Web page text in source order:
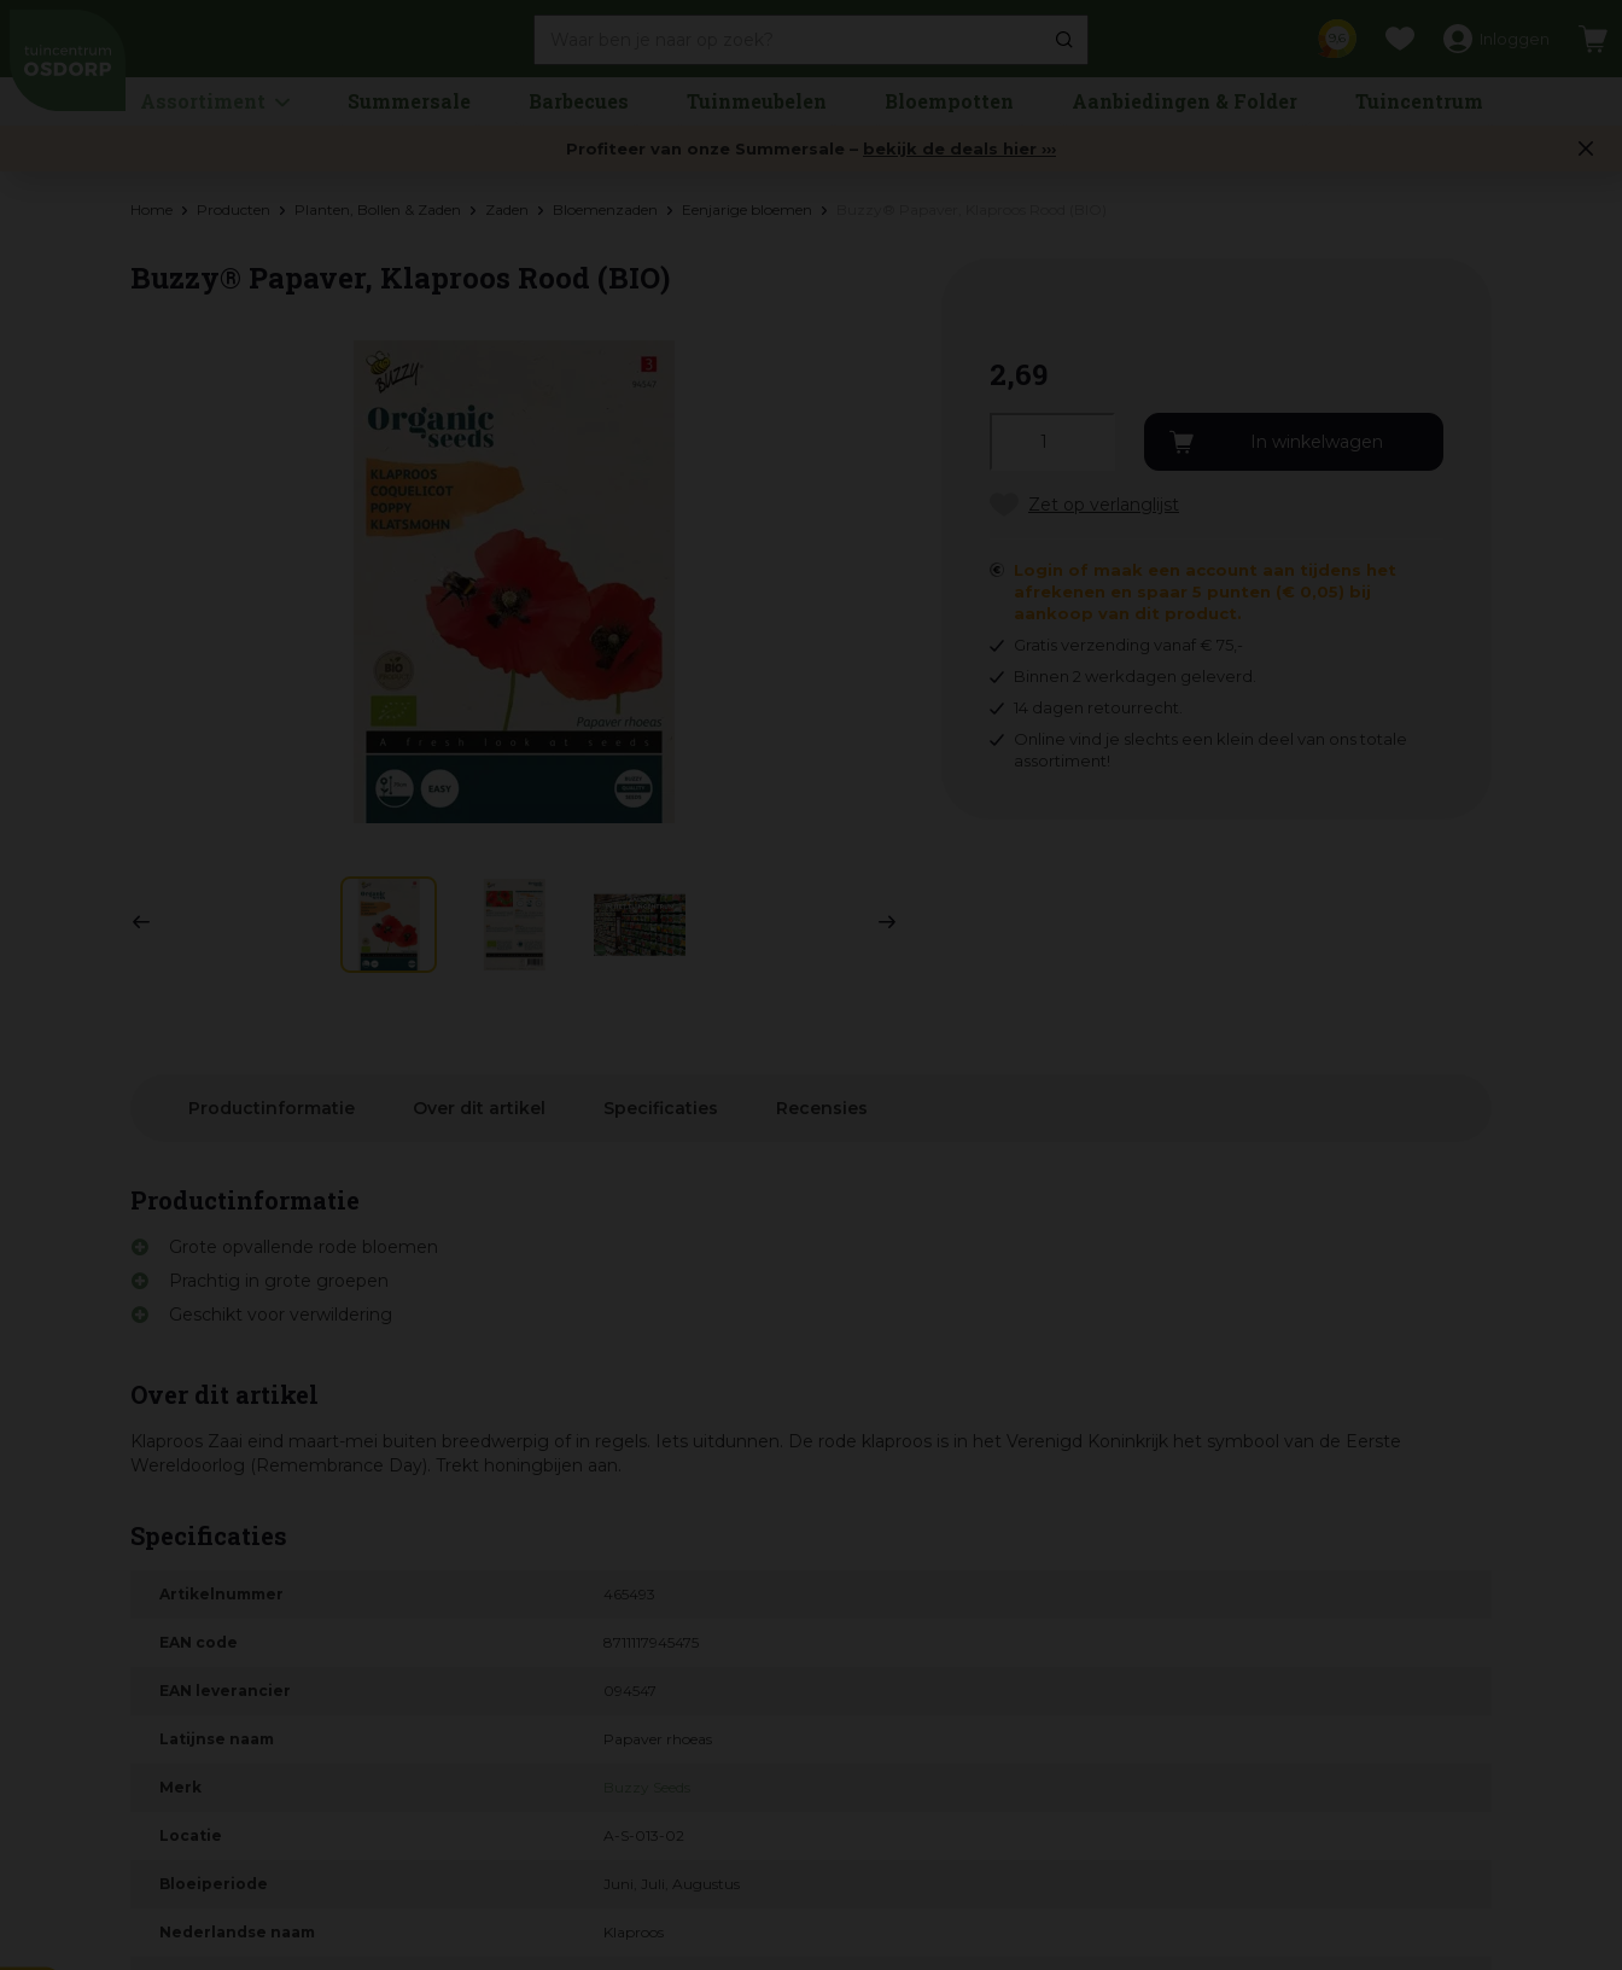
Home Producten Planten, Bollen & Zaden Zaden Bloemenzaden Eenjarige bloemen
Summersale Barbecues Tuinmeubelen Bloempotten Aanbiedingen & Folder Tuincentrum
Profiteer van onze Summersale – bekijk de deals hier ›››
Buzzy® Papaver, Klaproos Rood (BIO)
2,69
Login of maak een account aan tijdens het
afrekenen en spaar 5 punten (€ 0,05) bij
aankoop van dit product.
Gratis verzending vanaf € 75,-
Binnen 2 werkdagen geleverd.
14 dagen retourrecht.
Online vind je slechts een klein deel van ons totale
assortiment!
Productinformatie Over dit artikel Specificaties Recensies
Productinformatie
Grote opvallende rode bloemen
Prachtig in grote groepen
Geschikt voor verwildering
Over dit artikel
Klaproos Zaai eind maart-mei buiten breedwerpig of in regels. Iets uitdunnen. De rode klaproos is in het Verenigd Koninkrijk het symbool van de Eerste
Wereldoorlog (Remembrance Day). Trekt honingbijen aan.
Specificaties
Artikelnummer 465493
EAN code 8711117945475
EAN leverancier 094547
Latijnse naam Papaver rhoeas
Merk
Locatie A-S-013-02
Bloeiperiode Juni, Juli, Augustus
Nederlandse naam Klaproos